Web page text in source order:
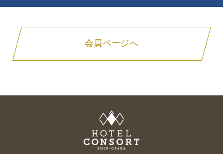
会員ページへ